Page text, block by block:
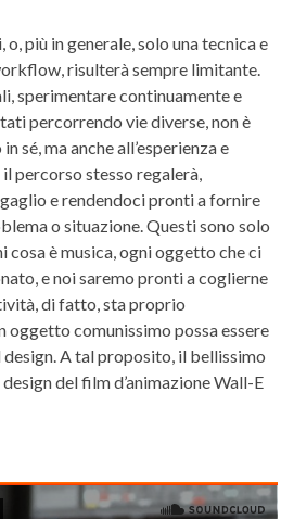
più in generale, solo una tecnica e
risulterà sempre limitante.
sperimentare continuamente e
percorrendo vie diverse, non è
sé, ma anche all’esperienza e
percorso stesso regalerà,
e rendendoci pronti a fornire
o situazione. Questi sono solo
cosa è musica, ogni oggetto che ci
e noi saremo pronti a coglierne
di fatto, sta proprio
oggetto comunissimo possa essere
A tal proposito, il bellissimo
del film d’animazione Wall-E